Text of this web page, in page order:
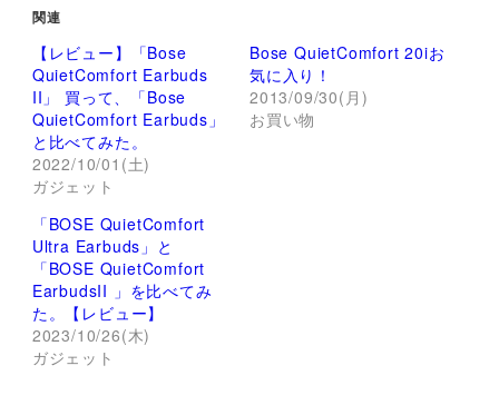
て
T
i
t
t
r
で
共
有
(
新
し
い
ウ
ィ
ン
ド
ウ
で
開
き
ま
す
で
共
有
す
る
に
は
ク
リ
ッ
し
て
く
だ
さ
い
新
し
い
ウ
関連
【レビュー】「Bose
QuietComfort Earbuds
II」 買って、「Bose
QuietComfort Earbuds」
と比べてみた。
2022/10/01(土)
ガジェット
Bose QuietComfort 20iお
気に入り！
2013/09/30(月)
お買い物
「BOSE QuietComfort
Ultra Earbuds」と
「BOSE QuietComfort
EarbudsII 」を比べてみ
た。【レビュー】
2023/10/26(木)
ガジェット